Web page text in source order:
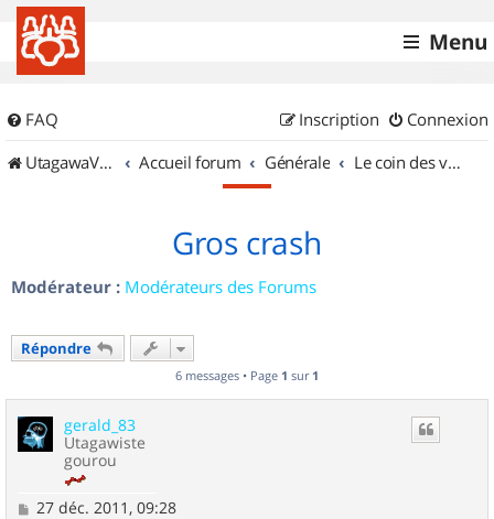
Menu
FAQ Connexion
Inscription
UtagawaVTT (Randos VTT et VTTAE avec traces GPS)
Accueil forum Générale Le coin des vidéastes
Gros crash
Modérateur : Modérateurs des Forums
Répondre
6 messages • Page 1 sur 1
gerald_83
Utagawiste
gourou
M
27 déc. 2011, 09:28